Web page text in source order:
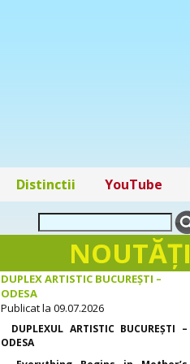
Distinctii YouTube
NOUTĂŢI
DUPLEX ARTISTIC BUCUREȘTI –
ODESA
Publicat la 09.07.2026
DUPLEXUL ARTISTIC BUCUREȘTI –
ODESA